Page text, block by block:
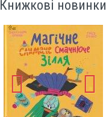
Книжкові новинки